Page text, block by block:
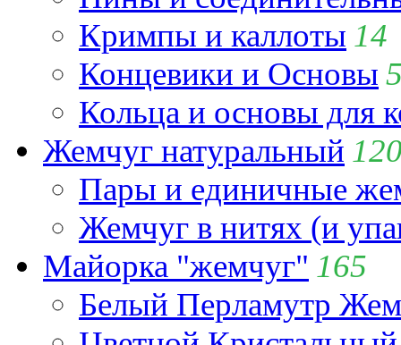
Кримпы и каллоты 14
Концевики и Основы
Кольца и основы для
Жемчуг натуральный
Пары и единичные
Жемчуг в нитях (и
Майорка "жемчуг" 165
Белый Перламутр